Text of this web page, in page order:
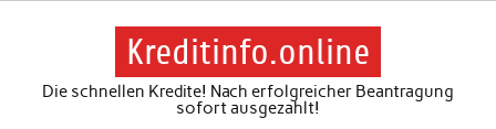
Skip
Kreditinfo.online
Die schnellen Kredite! Nach erfolgreicher Beantragung
sofort ausgezahlt!